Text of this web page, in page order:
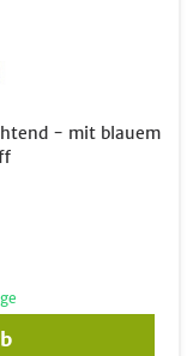
- mit blauem